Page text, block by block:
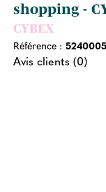
shopping -
CYBEX
Référence :
Avis clients (0)